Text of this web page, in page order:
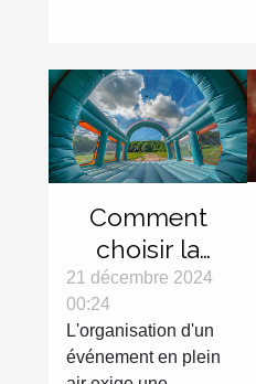
Comment
choisir la
bonne tente
gonflable
pour votre
évènement
21 décembre 2024
00:24
L'organisation d'un
événement en plein